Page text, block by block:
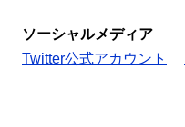
ソーシャルメディア
Twitter公式アカウント